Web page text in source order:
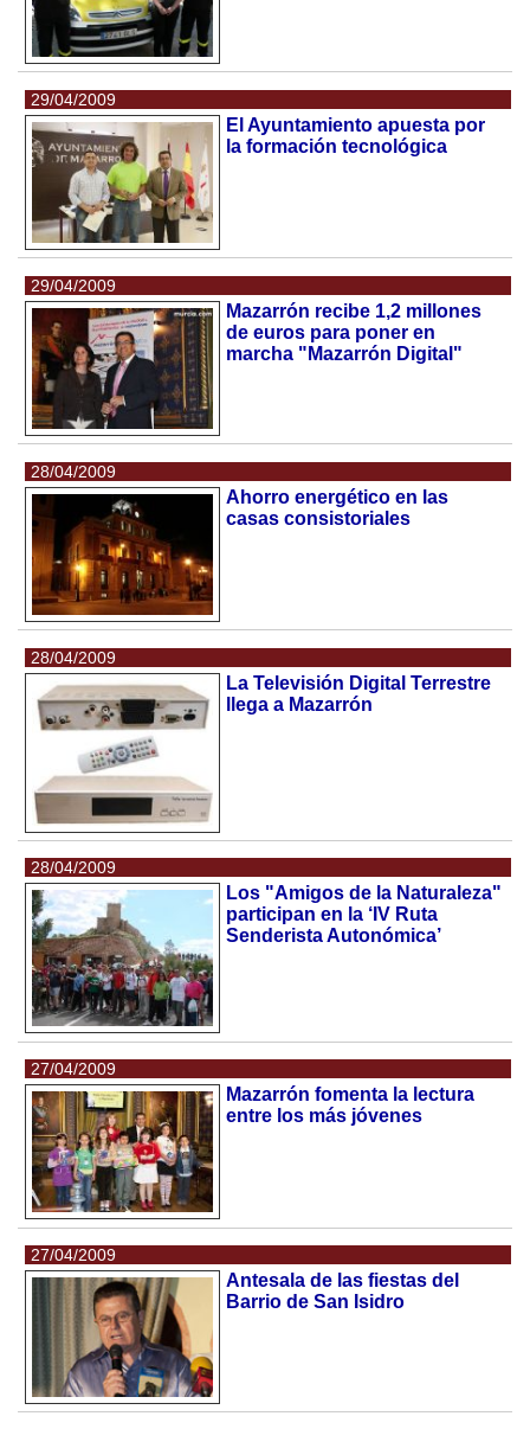
29/04/2009
El Ayuntamiento apuesta por
la formación tecnológica
29/04/2009
Mazarrón recibe 1,2 millones
de euros para poner en
marcha "Mazarrón Digital"
28/04/2009
Ahorro energético en las
casas consistoriales
28/04/2009
La Televisión Digital Terrestre
llega a Mazarrón
28/04/2009
Los "Amigos de la Naturaleza"
participan en la ‘IV Ruta
Senderista Autonómica’
27/04/2009
Mazarrón fomenta la lectura
entre los más jóvenes
27/04/2009
Antesala de las fiestas del
Barrio de San Isidro